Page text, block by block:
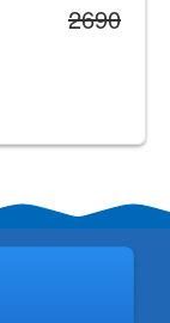
2690